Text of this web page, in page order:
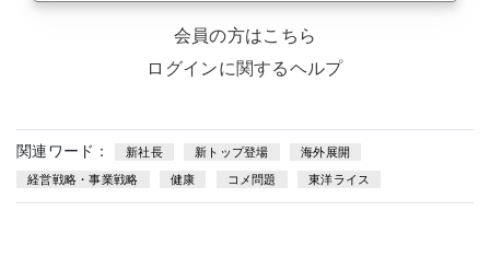
会員の方はこちら
ログインに関するヘルプ
関連ワード： 新社長 新トップ登場 海外展開
経営戦略・事業戦略 健康 コメ問題 東洋ライス